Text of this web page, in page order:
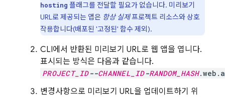
hosting 플래그를 전달할 필요가 없습니다. 미리보기
URL로 제공되는 앱은 항상 실제프로젝트 리소스와 상호
작용합니다(배포된 '고정된' 함수 제외).
CLI에서 반환된 미리보기 URL로 웹 앱을 엽니다.
표시되는 방식은 다음과 같습니다.
PROJECT_ID--CHANNEL_ID-RANDOM_HASH
변경사항으로 미리보기 URL을 업데이트하기 위